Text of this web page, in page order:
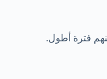
فترة أطول.